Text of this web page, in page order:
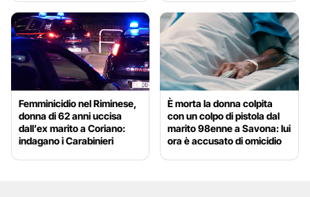
Femminicidio nel Riminese,
donna di 62 anni uccisa
dall’ex marito a Coriano:
indagano i Carabinieri
È morta la donna colpita
con un colpo di pistola dal
marito 98enne a Savona: lui
ora è accusato di omicidio